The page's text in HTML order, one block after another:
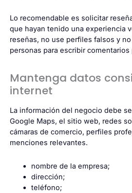
Lo recomendable es solicitar
que hayan tenido una experiencia
reseñas, no use perfiles falsos y
personas para escribir comentarios
Mantenga datos
internet
La información del negocio debe
Google Maps, el sitio web, redes
cámaras de comercio, perfiles
menciones relevantes.
nombre de la empresa;
dirección;
teléfono;